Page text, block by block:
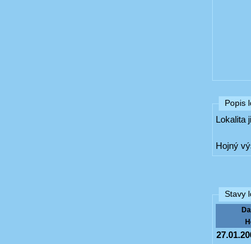
Popis
Lokalita
Hojný
Stavy